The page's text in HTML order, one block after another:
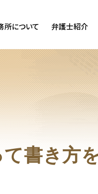
所について 弁護士紹介
書き方